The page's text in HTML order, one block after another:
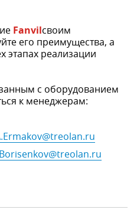
Fanvilсвоим
его преимущества, а
этапах реализации
с оборудованием
к менеджерам: